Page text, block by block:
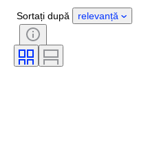
Perioadă
Stil
Tehnică
Copertă
Culoare
Sortați după relevanță